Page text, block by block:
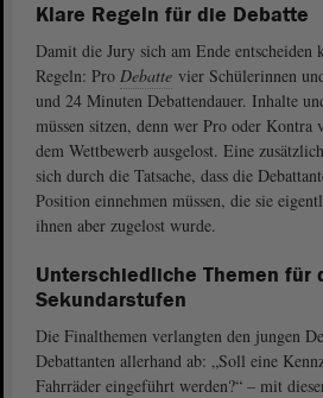
Klare Regeln für die Debatte
Damit die Jury sich am Ende entscheiden
Regeln: Pro Debatte vier Schülerinnen
und 24 Minuten Debattendauer. Inhalte
müssen sitzen, denn wer Pro oder
dem Wettbewerb ausgelost. Eine
sich durch die Tatsache, dass die
Position einnehmen müssen, die sie
ihnen aber zugelost wurde.
Unterschiedliche Themen für
Sekundarstufen
Die Finalthemen verlangten den jungen
Debattanten allerhand ab: „Soll eine
Fahrräder eingeführt werden?“ – mit